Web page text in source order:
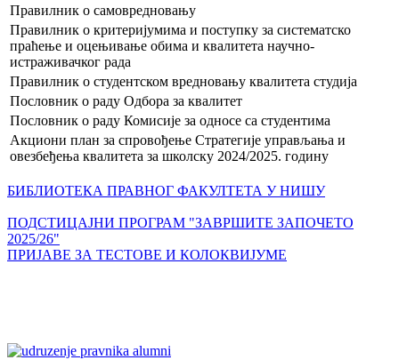
Правилник о самовредновању
Правилник о критеријумима и поступку за систематско
праћење и оцењивање обима и квалитета научно-
истраживачког рада
Правилник о студентском вредновању квалитета студија
Пословник о раду Одбора за квалитет
Пословник о раду Комисије за односе са студентима
Акциони план за спровођење Стратегије управљања и
овезбеђења квалитета за школску 2024/2025. годину
БИБЛИОТЕКА ПРАВНОГ ФАКУЛТЕТА У НИШУ
ПОДСТИЦАЈНИ ПРОГРАМ "ЗАВРШИТЕ ЗАПОЧЕТО
2025/26"
ПРИЈАВЕ ЗА ТЕСТОВЕ И КОЛОКВИЈУМЕ